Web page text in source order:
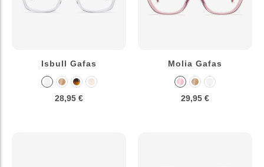
Isbull Gafas
28,95 €
Molia Gafas
29,95 €